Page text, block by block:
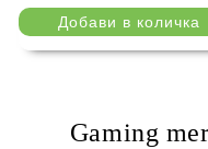
⠀ Gaming